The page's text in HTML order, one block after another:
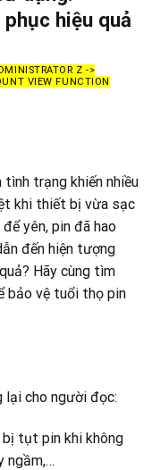
hiệu quả
Z ->
VIEW FUNCTION
trạng khiến nhiều
khi thiết bị vừa sạc
yên, pin đã hao
đến hiện tượng
Hãy cùng tìm
bảo vệ tuổi thọ pin
lại cho người đọc:
tụt pin khi không
ngầm,…